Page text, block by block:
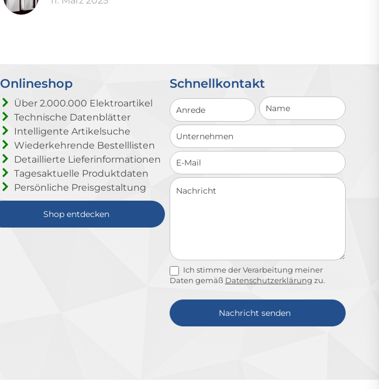
Onlineshop
Über 2.000.000 Elektroartikel
Technische Datenblätter
Intelligente Artikelsuche
Wiederkehrende Bestelllisten
Detaillierte Lieferinformationen
Tagesaktuelle Produktdaten
Persönliche Preisgestaltung
Shop entdecken
Schnellkontakt
Schnellkontakt
Ich stimme der Verarbeitung meiner
Daten gemäß Datenschutzerklärung zu.
Nachricht senden